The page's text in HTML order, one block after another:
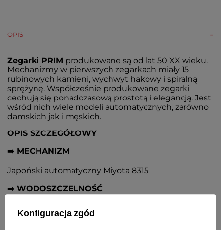
OPIS
Zegarki PRIM produkowane są od lat 50 XX wieku.
Mechanizmy w pierwszych zegarkach miały 15
rubinowych kamieni, wychwyt hakowy i spiralną
sprężynę. Współcześnie produkowane zegarki
cechują się ponadczasową prostotą i elegancją. Jest
wśród nich wiele modeli automatycznych, zarówno
damskich jak i męskich.
OPIS SZCZEGÓŁOWY
➡️ MECHANIZM
Japoński automatyczny Miyota 8315
➡️ WODOSZCZELNOŚĆ
Klasa szczelności 100M (10 ATM dotyczy ciśnienia
statycznego) - można się kąpać, brać prysznic,
Konfiguracja zgód